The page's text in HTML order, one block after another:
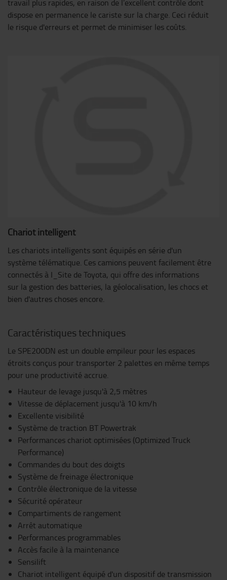
travail plus rapides, en raison de l’excellent contrôle dont
dispose en permanence le cariste sur la charge. Ceci réduit
le risque d'erreurs et permet de minimiser les coûts.
Chariot intelligent
Les chariots intelligents sont équipés en série d'un
système télématique. Ces camions peuvent facilement être
connectés à I_Site de Toyota, qui offre des informations
sur la gestion des batteries, la géolocalisation, les chocs et
bien d'autres choses encore.
Caractéristiques techniques
Le SPE200DN est un double empileur pour les espaces
étroits conçus pour transporter 2 palettes en même temps
pour une productivité accrue.
Hauteur de levage jusqu'à 2,5 mètres
Vitesse de déplacement jusqu'à 10 km/h
Excellente visibilité
Système de traction BT Powertrak
Performances chariot optimisées (Optimized Truck
Performance)
Commandes du bout des doigts
Système de freinage électronique
Contrôle électronique de la vitesse
Sécurité opérateur
Compartiments de rangement
Arrêt automatique
Performances programmables
Accès facile à la maintenance
Sensilift
Chariot intelligent équipé d'un dispositif de transmission